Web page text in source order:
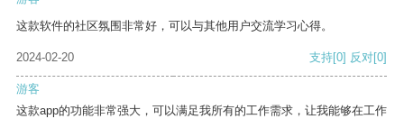
这款软件的社区氛围非常好，可以与其他用户交流学习心得。
2024-02-20 支持[0] 反对[0]
游客
这款app的功能非常强大，可以满足我所有的工作需求，让我能够在工作